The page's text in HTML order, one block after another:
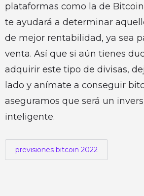
plataformas como la de
te ayudará a determinar
de mejor rentabilidad, ya sea
venta. Así que si aún tienes
adquirir este tipo de divisas,
lado y anímate a conseguir
aseguramos que será un
inteligente.
previsiones bitcoin 2022